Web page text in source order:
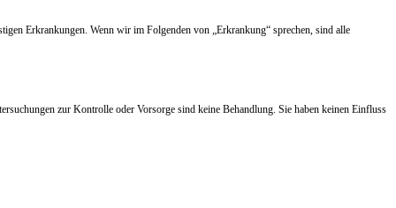
Erkrankungen. Wenn wir im Folgenden von „Erkrankung“ sprechen, sind alle
zur Kontrolle oder Vorsorge sind keine Behandlung. Sie haben keinen Einfluss